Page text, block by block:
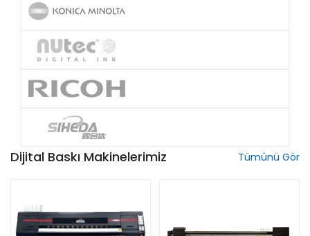
Dijital Baskı Makinelerimiz Tümünü Gör